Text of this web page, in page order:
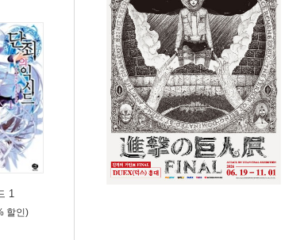
1
할인)